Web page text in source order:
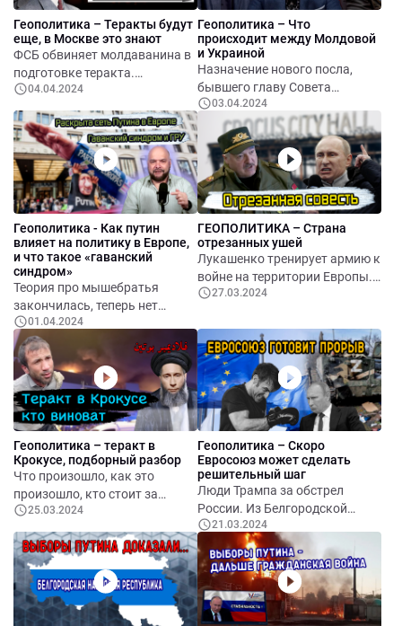
Земляной вал, стоимость в
один миллиард прогрызли
грызуны. Россия продолжает
тонуть, заодно сбрасывая
воду на Казахстан. Миллионы
новых доносов захлестнули
Россию.
Геополитика – Теракты будут
еще, в Москве это знают
ФСБ обвиняет молдаванина в
подготовке теракта.
Сверхдальние дроны атакуют
РФ. Появляется все больше
доказательств – Кремль знал
о подготовке теракта в
Крокусе. Экономические
мифы о «процветающей»
экономике РФ.
04.04.2024
Геополитика – Что
происходит между Молдовой
и Украиной
Назначение нового посла,
бывшего главу Совета
Национальной Безопасности
Украины. Обострение в т.н.
«Приднестровье». Русские
политические проекты в
Молдове.
03.04.2024
Геополитика - Как путин
влияет на политику в Европе,
и что такое «гаванский
синдром»
Теория про мышебратья
закончилась, теперь нет
никакого «освобождения»,
только уничтожение. Еще
подробности о теракте в
Крокус, и почему Сколько
стоит война для русского
народа. Гибридные угрозы –
как путин влияет на политику
в Европе, и что такое
«гаванский синдром».
Telegram активно
сотрудничает с российскими
силовиками.
01.04.2024
ГЕОПОЛИТИКА – Страна
отрезанных ушей
Лукашенко тренирует армию к
войне на территории Европы.
Что значит отставка
национальной безопасности и
обороны Украины. Что делали
во время теракта «люди в
синем». Эпидемия отрезания
ушей начинается? Бандиты из
банды Цапка на свободе –
Путин помиловал.
27.03.2024
Геополитика – теракт в
Крокусе, подборный разбор
Что произошло, как это
произошло, кто стоит за
терактом, кому он выгоден, и
будет ли следующий терракт.
25.03.2024
Геополитика – Скоро
Евросоюз может сделать
решительный шаг
Люди Трампа за обстрел
России. Из Белгородской
области продолжают
эвакуацию. Возможно, нас
ждет очень серьезный прорыв
в вопросе евроинтеграции.
Индия отказывается от
российской нефти.
21.03.2024